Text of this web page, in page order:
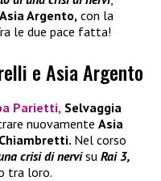
Asia Argento, con la
le due pace fatta!
e Asia Argento
Parietti, Selvaggia
nuovamente Asia
Nel corso
crisi di nervisu Rai 3,
tra loro.